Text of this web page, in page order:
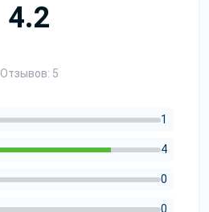
4.2
Отзывов: 5
1
4
0
0